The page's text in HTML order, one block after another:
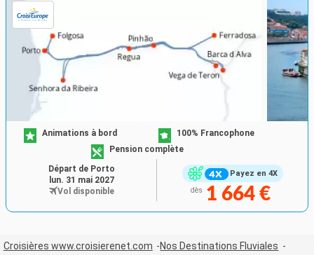
Payez en 4X
Animations à bord
100% Francophone
Pension complète
dès 1 664 €
Départ de Porto
lun. 31 mai 2027
Vol disponible
Croisières www.croisierenet.com
Nos Destinations Fluviales